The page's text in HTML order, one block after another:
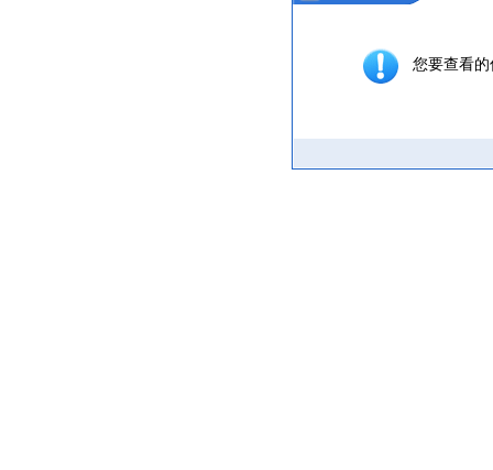
您要查看